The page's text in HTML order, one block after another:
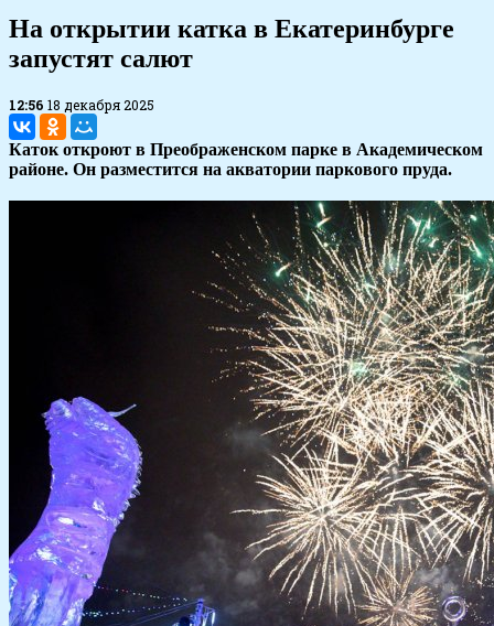
​На открытии катка в Екатеринбурге
запустят салют
12:56 18 декабря 2025
Каток откроют в Преображенском парке в Академическом
районе. Он разместится на акватории паркового пруда.